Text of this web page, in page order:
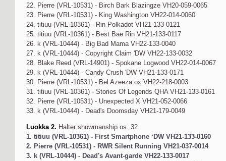
22. Pierre (VRL-10531) - Birch Bark Blazingze VH20-059-0065
23. Pierre (VRL-10531) - King Washington VH22-014-0060
24. titiuu (VRL-10361) - Rin Polkadot VH21-133-0121
25. titiuu (VRL-10361) - Best Bae Rin VH21-133-0117
26. k (VRL-10444) - Big Bad Mama VH22-133-0040
27. k (VRL-10444) - Copyright Claim 'DW VH22-133-0032
28. Blake Reed (VRL-14901) - Spokane Logwood VH22-014-0067
29. k (VRL-10444) - Candy Crush 'DW VH21-133-0171
30. Pierre (VRL-10531) - Bel Azeeza ox VH22-218-0003
31. titiuu (VRL-10361) - Stories Of Legends QHA VH21-133-0161
32. Pierre (VRL-10531) - Unexpected X VH21-052-0066
33. k (VRL-10444) - Dead's Doomsday VH21-179-0049
Luokka 2. Halter showmanship os. 32
1. titiuu (VRL-10361) - First Smartphone ‘DW VH21-133-0160
2. Pierre (VRL-10531) - RWR Silent Running VH21-037-0014
3. k (VRL-10444) - Dead's Avant-garde VH22-133-0017